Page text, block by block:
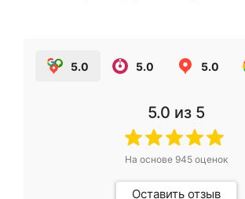
5.0 5.0 5.0
5.0 из 5
На основе 945оценок
Оставить отзыв